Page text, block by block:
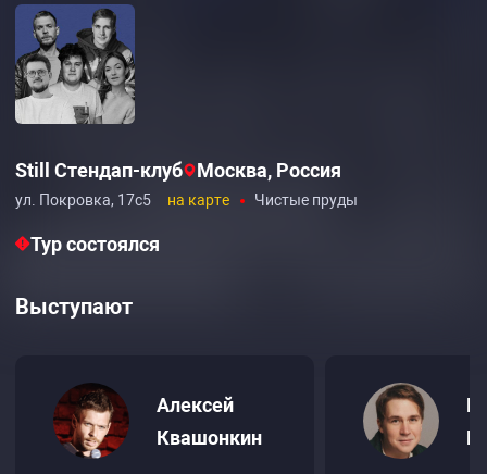
Still Стендап-клуб Москва, Россия
ул. Покровка, 17с5 на карте Чистые пруды
Тур состоялся
Выступают
Алексей
Квашонкин